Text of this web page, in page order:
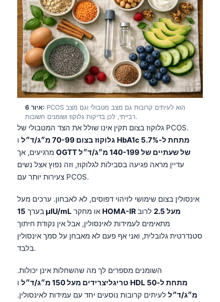
איור 6: PCOS הוא לעיתים קרובות גם מצב מטבולי וגם מצב
רבייתי, לכן בדיקות גלוקוז ושומנים חשובות.
גלוקוז בצום תקין אינו שולל את הצד המטבולי של PCOS.
גלוקוז בצום 70-99 מ״ג/ד״ל
HbA1c מתחת ל-5.7%
OGTT של שעתיים של 140-199 מ״ג/ד״ל
עדיין מראה פגיעה בסבילות לגלוקוז, וזה נפוץ אצל נשים
צעירות יותר עם PCOS.
אינסולין בצום שימושי לזיהוי דפוסים, לא לאבחון. ערכים מעל
בערך15 µIU/mL HOMA-IR מעל 2.5
לרוב
מתאימים לעמידות לאינסולין, אבל אין נקודת חיתוך
סטנדרטית גלובלית, ואני אף פעם לא מאבחן על סמך אינסולין
בלבד.
השומנים מספרים לך מה שהשחלות אינן יכולות.
טריגליצרידים מעל 150 מ״ג/ד״ל HDL מתחת ל-50
מ״ג/ד״ל לעיתים קרובות נוסעים יחד עם עמידות לאינסולין.
Latviešu valoda
Македонски јазик
Gàidhlig
Occitan
العربية المغربية
Монгол
ພາສາລາວ
Basa Jawa
Cebuano
ئۇيغۇرچە
Кыргызча
Татар теле
Беларуская мова
Esperanto
Frysk
Ślōnskŏ gŏdka